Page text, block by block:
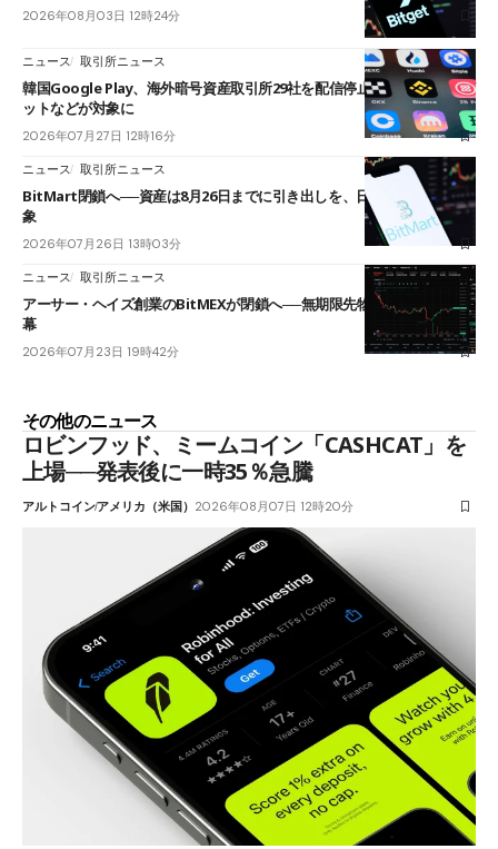
2026年08月03日 12時24分
ニュース 取引所ニュース
韓国Google Play、海外暗号資産取引所29社を配信停止──OKXやバイビ
ットなどが対象に
2026年07月27日 12時16分
ニュース 取引所ニュース
BitMart閉鎖へ──資産は8月26日までに引き出しを、日本人利用者も対
象
2026年07月26日 13時03分
ニュース 取引所ニュース
アーサー・ヘイズ創業のBitMEXが閉鎖へ──無期限先物を生んだ11年に
幕
2026年07月23日 19時42分
その他のニュース
ロビンフッド、ミームコイン「CASHCAT」を
上場──発表後に一時35％急騰
アルトコインアメリカ（米国） 2026年08月07日 12時20分